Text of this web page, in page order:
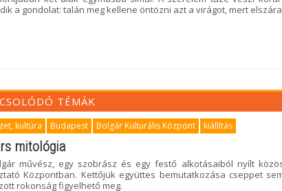
a gondolat: talán meg kellene öntözni azt a virágot, mert
TÉMÁK
kultúra Budapest Bolgár Kulturális Központ kiállítás
mitológia
művész, egy szobrász és egy festő alkotásaiból nyílt
Központban. Kettőjük együttes bemutatkozása cseppet
rokonság figyelhető meg.